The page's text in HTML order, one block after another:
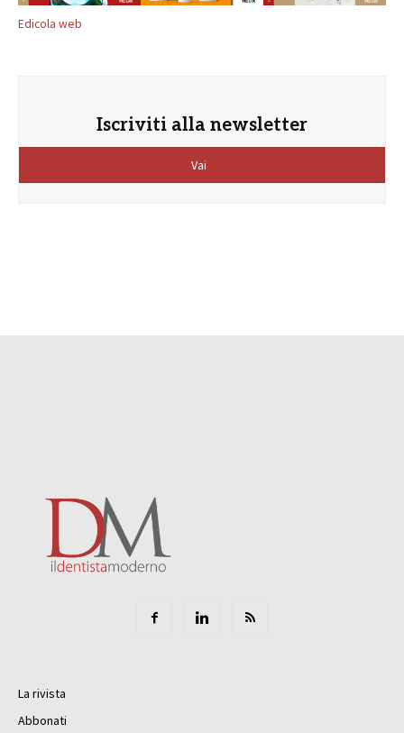
Edicola web
Iscriviti alla newsletter
Vai
La rivista
Abbonati